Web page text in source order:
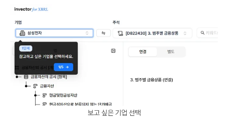
보고 싶은 기업 선택